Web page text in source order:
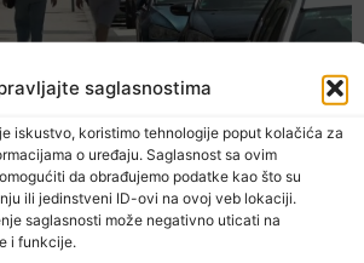
saglasnostima
iskustvo, koristimo tehnologije poput kolačića za
o uređaju. Saglasnost sa ovim
da obrađujemo podatke kao što su
ili jedinstveni ID-ovi na ovoj veb lokaciji.
saglasnosti može negativno uticati na
i funkcije.